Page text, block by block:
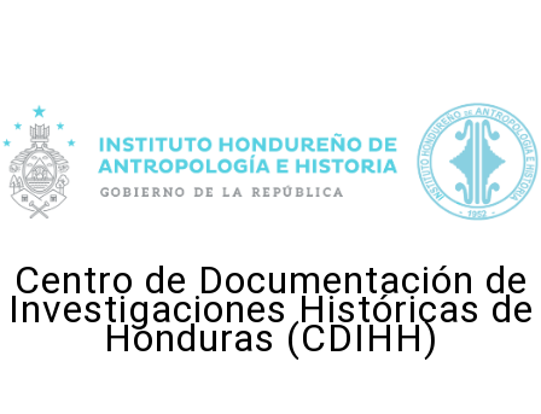
Centro de Documentación de
Investigaciones Históricas de
Honduras (CDIHH)